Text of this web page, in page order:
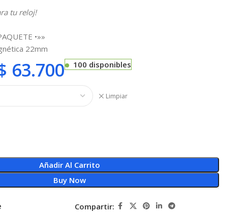
tu reloj!
•»»
22mm
63.700 100 disponibles
Limpiar
Añadir Al Carrito
Buy Now
Compartir: